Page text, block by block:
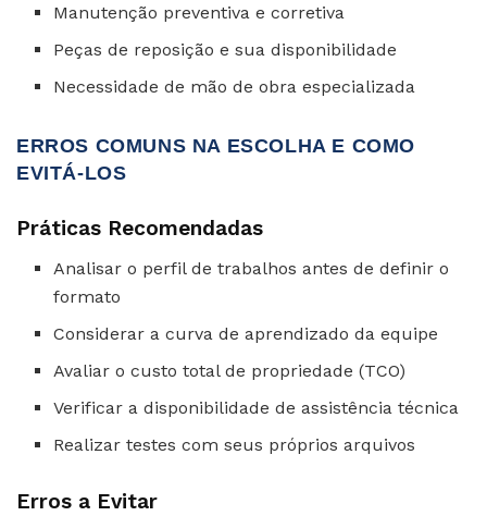
Manutenção preventiva e corretiva
Peças de reposição e sua disponibilidade
Necessidade de mão de obra especializada
ERROS COMUNS NA ESCOLHA E COMO
EVITÁ-LOS
Práticas Recomendadas
Analisar o perfil de trabalhos antes de definir o
formato
Considerar a curva de aprendizado da equipe
Avaliar o custo total de propriedade (TCO)
Verificar a disponibilidade de assistência técnica
Realizar testes com seus próprios arquivos
Erros a Evitar